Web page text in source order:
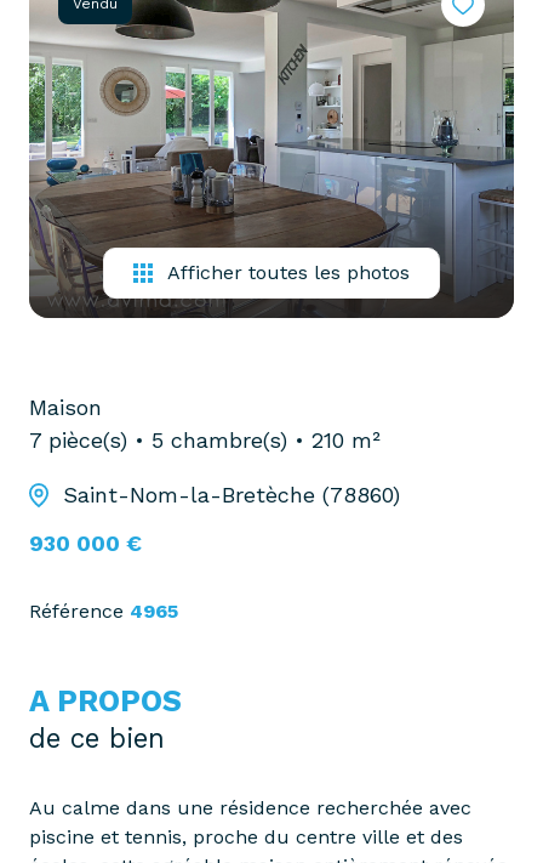
confiez-
nous
votre
recherche
acheter
biens
pro
louer
partenaires
gestion
locative
vendre
mon
bien
confiez-
nous
Vendu
Afficher toutes les photos
Maison
7 pièce(s)
5 chambre(s) 210 m²
Saint-Nom-la-Bretèche (78860)
930 000 €
Référence 4965
A PROPOS
de ce bien
Au calme dans une résidence recherchée avec
piscine et tennis, proche du centre ville et des